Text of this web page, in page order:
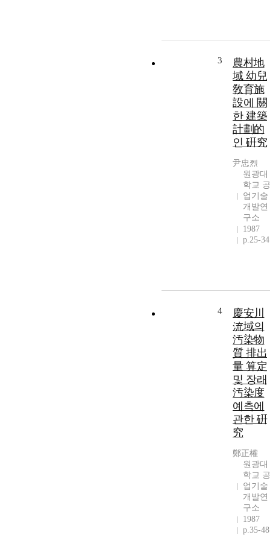
3
農村地
域 幼兒
敎育施
設에 關
한 建築
計劃的
인 硏究
尹忠烈
원광대
학교 공
업기술
개발연
구소
1987
p.25-34
4
慶安川
流域의
汚染物
質 排出
量 算定
및 장래
汚染度
예측에
관한 硏
究
鄭正權
원광대
학교 공
업기술
개발연
구소
1987
p.35-48